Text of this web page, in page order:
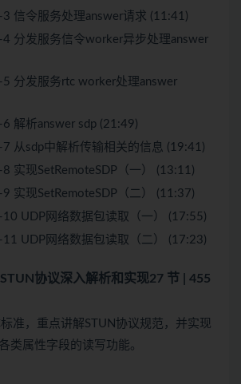
3 信令服务处理answer请求 (11:41)
4 分发服务信令worker异步处理answer
5 分发服务rtc worker处理answer
6 解析answer sdp (21:49)
7 从sdp中解析传输相关的信息 (19:41)
8 实现SetRemoteSDP（一） (13:11)
9 实现SetRemoteSDP（二） (11:37)
10 UDP网络数据包读取（一） (17:55)
11 UDP网络数据包读取（二） (17:23)
协议深入解析和实现27 节 | 455
准，重点讲解STUN协议规范，并实现
类属性字段的读写功能。